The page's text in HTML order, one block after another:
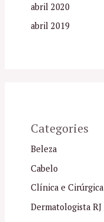
abril 2020
abril 2019
Categories
Beleza
Cabelo
Clínica e Cirúrgica
Dermatologista RJ